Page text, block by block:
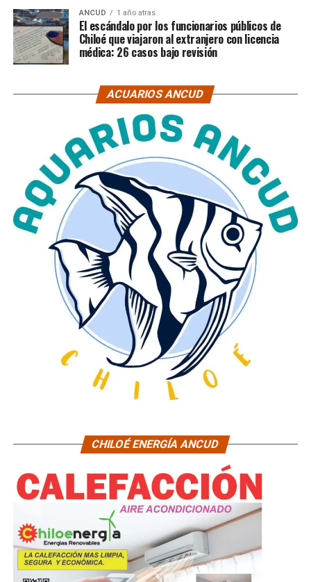
ANCUD 1 año atras
El escándalo por los funcionarios públicos de
Chiloé que viajaron al extranjero con licencia
médica: 26 casos bajo revisión
ACUARIOS ANCUD
CHILOÉ ENERGÍA ANCUD